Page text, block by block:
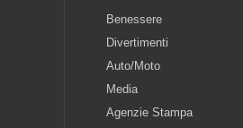
Benessere
Divertimenti
Auto/Moto
Media
Agenzie Stampa